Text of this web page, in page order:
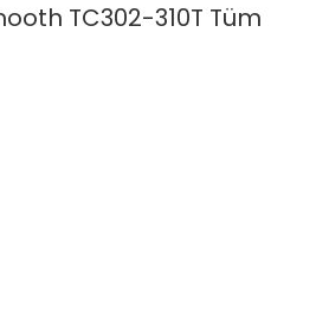
TC302-310T Tüm